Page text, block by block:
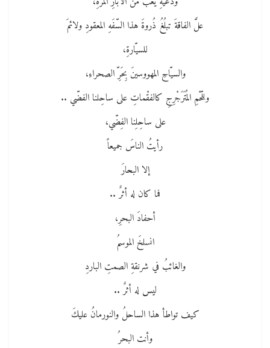
علَّ الفاقةَ تبلُغُ ذُروةَ هذا السّفَهِ المعقودِ ولائمَ
للسيّارةِ،
والسيّاحِ المهووسينَ بِحَرِّ الصحراءِ،
وللّحْمِ المُتَرَجْرِجِ كالفقْماتِ على ساحِلنا الفضّي ..
على ساحِلِنا الفِضّي،
رأيتُ الناسَ جميعاً
إلا البحارَ
فما كان له أثرٌ ..
أحفادَ البحرِ،
انسلخَ الموسمُ
والغائبُ في شرنقةِ الصمتِ الباردِ
ليس له أثرٌ ..
كيف تواطأ هذا الساحلُ والنورمانُ عليكَ
وأنت البحرُ